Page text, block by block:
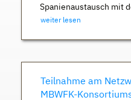
Spanienaustausch mit
weiter lesen
Teilnahme am
MBWFK-